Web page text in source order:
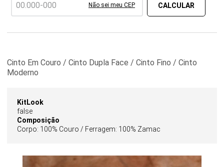
Não sei meu CEP
Cinto Em Couro / Cinto Dupla Face / Cinto Fino / Cinto
Moderno
KitLook
false
Composição
Corpo: 100% Couro / Ferragem: 100% Zamac